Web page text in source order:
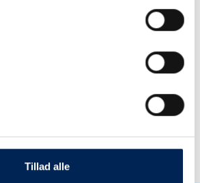
Tillad alle
og 75 cykler.
nummerpladescannere i vores
tjek ind processen hurtigere og